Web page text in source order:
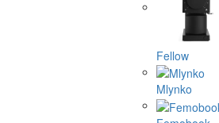
Fellow
Mlynko